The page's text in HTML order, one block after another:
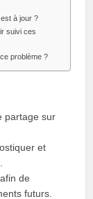
à jour ?
suivi ces
problème ?
partage sur
et
afin de
futurs.